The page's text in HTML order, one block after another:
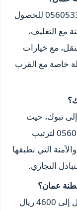
ابدأ بالاتصال بشركة النسر على 0560533140 للحصول
مع التغليف،
مع خيارات
خاصة مع القرب
تبوك، حيث
يمكنك التواصل عبر واتساب 0560533140 لترتيب
التي نطبقها
التجاري.
عمان؟
يبدأ من 1200 ريال لغرفة واحدة ويصل إلى 4600 ريال